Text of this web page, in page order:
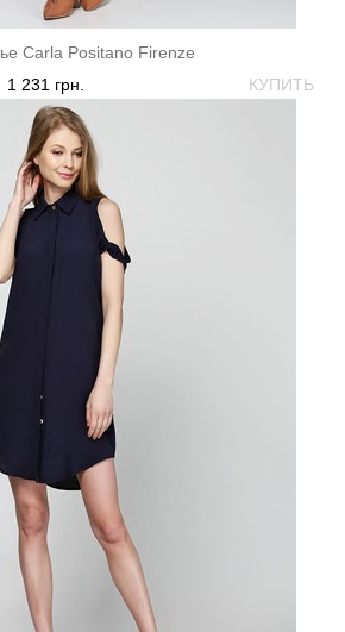
Carla Positano Firenze
КУПИТЬ
1 231 грн.